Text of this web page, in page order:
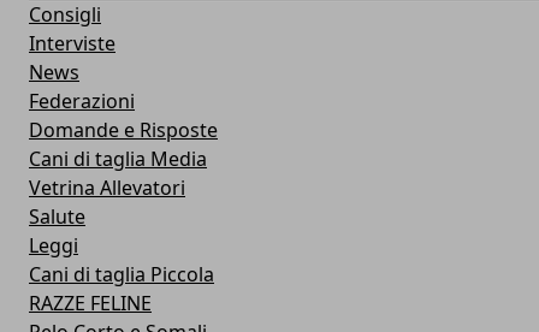
Consigli
Interviste
News
Federazioni
Domande e Risposte
Cani di taglia Media
Vetrina Allevatori
Salute
Leggi
Cani di taglia Piccola
RAZZE FELINE